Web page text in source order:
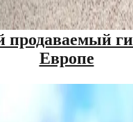
Европе